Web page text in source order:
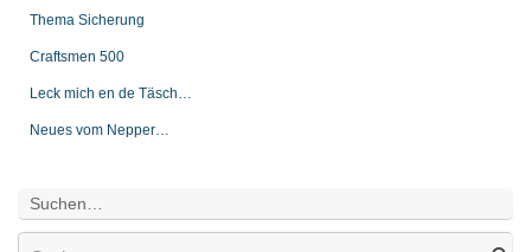
Thema Sicherung
Craftsmen 500
Leck mich en de Täsch…
Neues vom Nepper…
Suchen…